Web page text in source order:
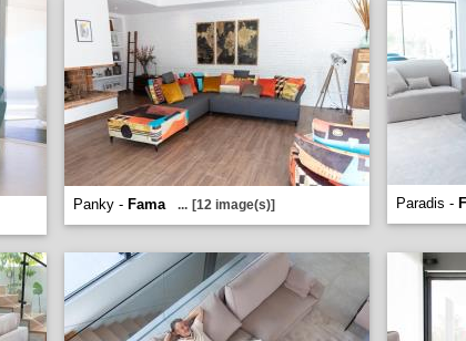
Panky - Fama ... [12 image(s)] Paradis -